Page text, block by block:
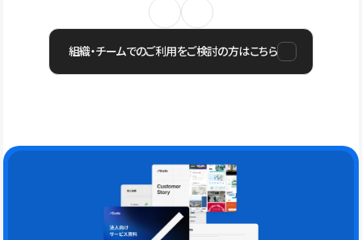
組織・チームでのご利用をご検討の方はこちら